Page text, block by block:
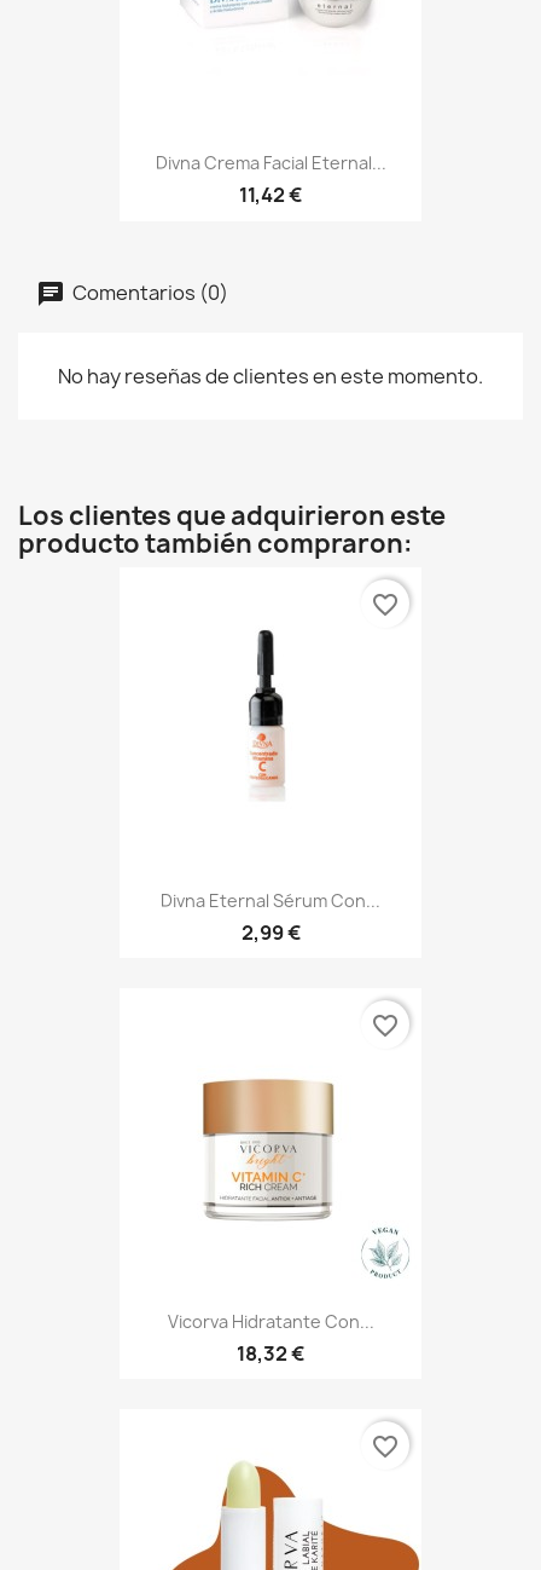
Divna Crema Facial Eternal...
11,42 €
Comentarios (0)
No hay reseñas de clientes en este momento.
Los clientes que adquirieron este
producto también compraron:
Divna Eternal Sérum Con...
2,99 €
favorite_border
Vicorva Hidratante Con...
18,32 €
favorite_border
favorite_border